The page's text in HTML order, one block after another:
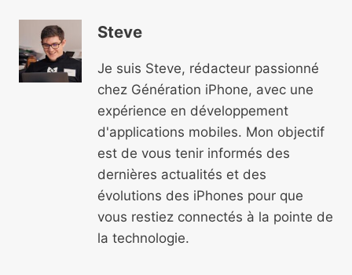
Steve
Je suis Steve, rédacteur passionné
chez Génération iPhone, avec une
expérience en développement
d'applications mobiles. Mon objectif
est de vous tenir informés des
dernières actualités et des
évolutions des iPhones pour que
vous restiez connectés à la pointe de
la technologie.